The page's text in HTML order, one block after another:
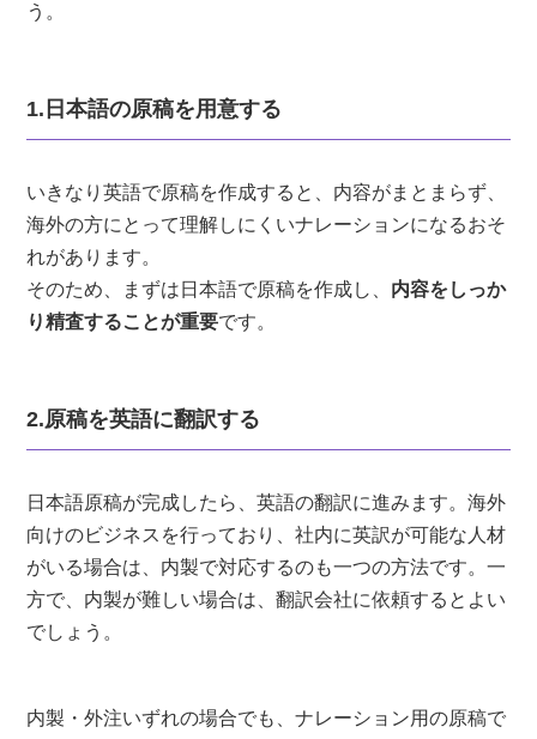
う。
1.日本語の原稿を用意する
いきなり英語で原稿を作成すると、内容がまとまらず、
海外の方にとって理解しにくいナレーションになるおそ
れがあります。
そのため、まずは日本語で原稿を作成し、 内容をしっか
り精査することが重要です。
2.原稿を英語に翻訳する
日本語原稿が完成したら、英語の翻訳に進みます。海外
向けのビジネスを行っており、社内に英訳が可能な人材
がいる場合は、内製で対応するのも一つの方法です。一
方で、内製が難しい場合は、翻訳会社に依頼するとよい
でしょう。
内製・外注いずれの場合でも、ナレーション用の原稿で